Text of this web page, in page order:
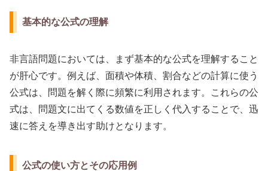
基本的な公式の理解
非言語問題においては、まず基本的な公式を理解すること
が肝心です。例えば、面積や体積、割合などの計算に使う
公式は、問題を解く際に頻繁に利用されます。これらの公
式は、問題文に出てくる数値を正しく代入することで、迅
速に答えを導き出す助けとなります。
公式の使い方とその応用例